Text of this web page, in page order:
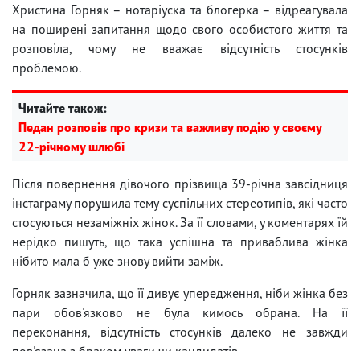
Христина Горняк – нотаріуска та блогерка – відреагувала
на поширені запитання щодо свого особистого життя та
розповіла, чому не вважає відсутність стосунків
проблемою.
Читайте також:
Педан розповів про кризи та важливу подію у своєму
22-річному шлюбі
Після повернення дівочого прізвища 39-річна завсідниця
інстаграму порушила тему суспільних стереотипів, які часто
стосуються незаміжніх жінок. За її словами, у коментарях їй
нерідко пишуть, що така успішна та приваблива жінка
нібито мала б уже знову вийти заміж.
Горняк зазначила, що її дивує упередження, ніби жінка без
пари обов'язково не була кимось обрана. На її
переконання, відсутність стосунків далеко не завжди